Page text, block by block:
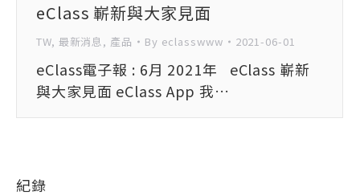
eClass 嶄新與大家見面
TW, 最新消息, 產品 By eclasswww 2021-06-01
eClass電子報 : 6月 2021年 eClass 嶄新
與大家見面 eClass App 我…
紀錄